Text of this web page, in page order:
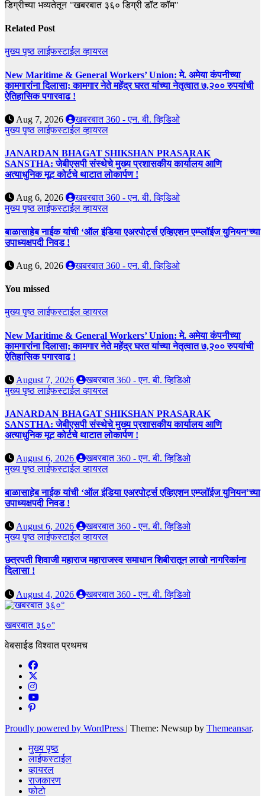
डिग्रीच्या भव्यतेतून "खबरबात ३६० डिग्री डॉट कॉम"
Related Post
मुख्य पृष्ठलाईफस्टाईलव्हायरल
New Maritime & General Workers’ Union: मे. अमेया कंपनीच्या
कामगारांना दिलासा; कामगार नेते महेंद्र घरत यांच्या नेतृत्वात ७,२०० रुपयांची
ऐतिहासिक पगारवाढ !
Aug 7, 2026
खबरबात 360 - एन. बी. व्हिडिओ
मुख्य पृष्ठलाईफस्टाईलव्हायरल
JANARDAN BHAGAT SHIKSHAN PRASARAK
SANSTHA: जेबीएसपी संस्थेचे मुख्य प्रशासकीय कार्यालय आणि
अत्याधुनिक मूट कोर्टचे थाटात लोकार्पण !
Aug 6, 2026
खबरबात 360 - एन. बी. व्हिडिओ
मुख्य पृष्ठलाईफस्टाईलव्हायरल
बाळासाहेब नाईक यांची ‘ऑल इंडिया एअरपोर्ट्स एव्हिएशन एम्प्लॉईज युनियन’च्या
उपाध्यक्षपदी निवड !
Aug 6, 2026 खबरबात 360 - एन. बी. व्हिडिओ
You missed
मुख्य पृष्ठलाईफस्टाईलव्हायरल
New Maritime & General Workers’ Union: मे. अमेया कंपनीच्या
कामगारांना दिलासा; कामगार नेते महेंद्र घरत यांच्या नेतृत्वात ७,२०० रुपयांची
ऐतिहासिक पगारवाढ !
August 7, 2026
खबरबात 360 - एन. बी. व्हिडिओ
मुख्य पृष्ठलाईफस्टाईलव्हायरल
JANARDAN BHAGAT SHIKSHAN PRASARAK
SANSTHA: जेबीएसपी संस्थेचे मुख्य प्रशासकीय कार्यालय आणि
अत्याधुनिक मूट कोर्टचे थाटात लोकार्पण !
August 6, 2026
खबरबात 360 - एन. बी. व्हिडिओ
मुख्य पृष्ठलाईफस्टाईलव्हायरल
बाळासाहेब नाईक यांची ‘ऑल इंडिया एअरपोर्ट्स एव्हिएशन एम्प्लॉईज युनियन’च्या
उपाध्यक्षपदी निवड !
August 6, 2026
खबरबात 360 - एन. बी. व्हिडिओ
मुख्य पृष्ठलाईफस्टाईलव्हायरल
छत्रपती शिवाजी महाराज महाराजस्व समाधान शिबीरातून लाखो नागरिकांना
दिलासा !
August 4, 2026 खबरबात 360 - एन. बी. व्हिडिओ
खबरबात ३६०°
वेबसाईड विश्वात प्रथमच
Proudly powered by WordPress | Theme: Newsup by Themeansar.
मुख्य पृष्ठ
लाईफस्टाईल
व्हायरल
राजकारण
फोटो